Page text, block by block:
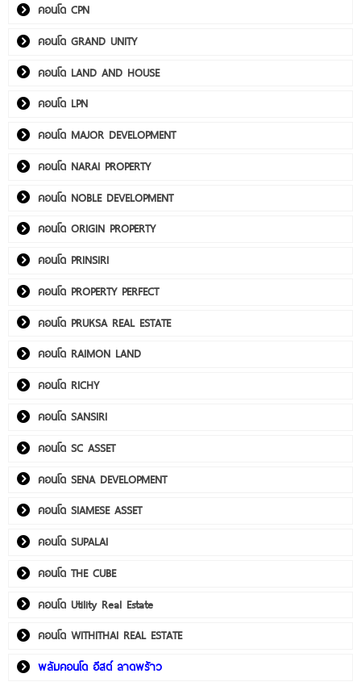
คอนโด CPN
คอนโด GRAND UNITY
คอนโด LAND AND HOUSE
คอนโด LPN
คอนโด MAJOR DEVELOPMENT
คอนโด NARAI PROPERTY
คอนโด NOBLE DEVELOPMENT
คอนโด ORIGIN PROPERTY
คอนโด PRINSIRI
คอนโด PROPERTY PERFECT
คอนโด PRUKSA REAL ESTATE
คอนโด RAIMON LAND
คอนโด RICHY
คอนโด SANSIRI
คอนโด SC ASSET
คอนโด SENA DEVELOPMENT
คอนโด SIAMESE ASSET
คอนโด SUPALAI
คอนโด THE CUBE
คอนโด Utility Real Estate
คอนโด WITHITHAI REAL ESTATE
พลัมคอนโด อีสต์ ลาดพร้าว